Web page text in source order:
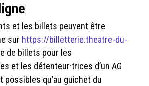
et les billets peuvent être
sur https://billetterie.theatre-du-
de billets pour les
et les détenteur·trices d’un AG
possibles qu’au guichet du